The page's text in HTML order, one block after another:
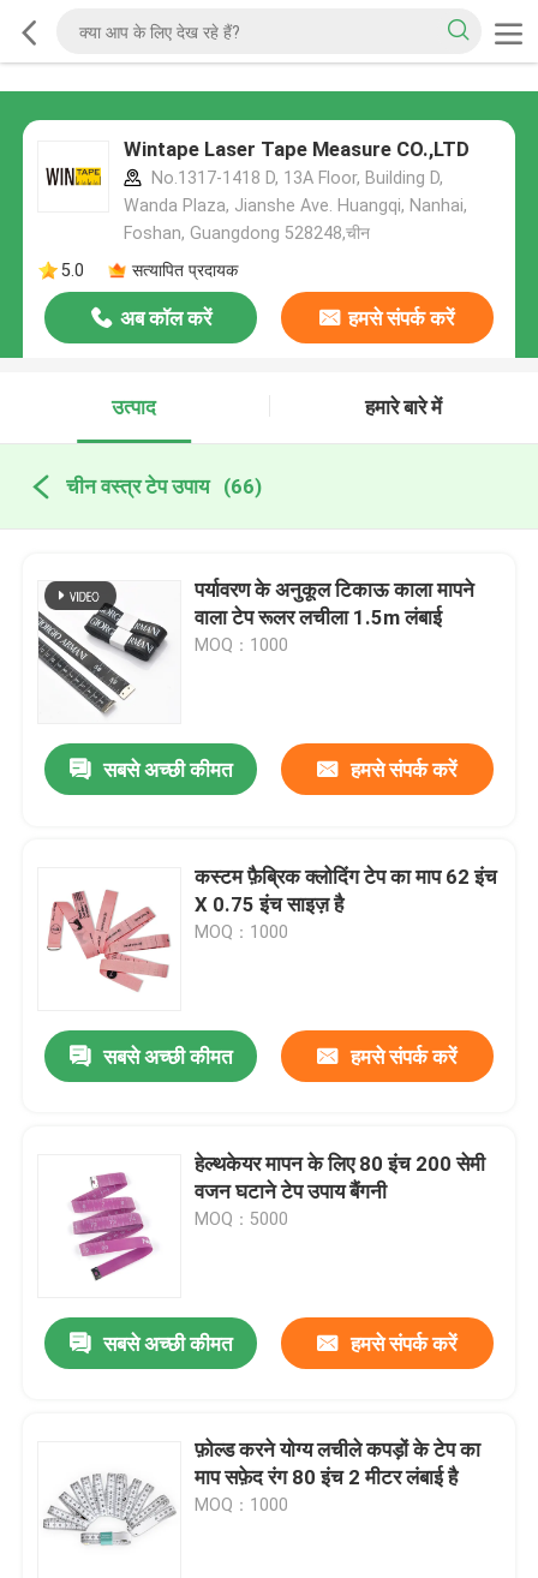
Wintape Laser Tape Measure CO.,LTD
No.1317-1418 D, 13A Floor, Building D,
Wanda Plaza, Jianshe Ave. Huangqi, Nanhai,
Foshan, Guangdong 528248,चीन
5.0
सत्यापित प्रदायक
अब कॉल करें हमसे संपर्क करें
उत्पाद हमारे बारे में
चीन वस्त्र टेप उपाय (66)
पर्यावरण के अनुकूल टिकाऊ काला मापने
वाला टेप रूलर लचीला 1.5m लंबाई
MOQ：1000
सबसे अच्छी कीमत हमसे संपर्क करें
कस्टम फ़ैब्रिक क्लोदिंग टेप का माप 62 इंच
X 0.75 इंच साइज़ है
MOQ：1000
सबसे अच्छी कीमत हमसे संपर्क करें
हेल्थकेयर मापन के लिए 80 इंच 200 सेमी
वजन घटाने टेप उपाय बैंगनी
MOQ：5000
सबसे अच्छी कीमत हमसे संपर्क करें
फ़ोल्ड करने योग्य लचीले कपड़ों के टेप का
माप सफ़ेद रंग 80 इंच 2 मीटर लंबाई है
MOQ：1000